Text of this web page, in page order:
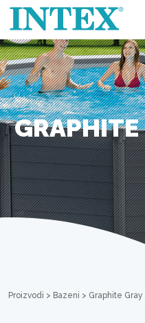
GRAPHITE
Proizvodi > Bazeni > Graphite Gray